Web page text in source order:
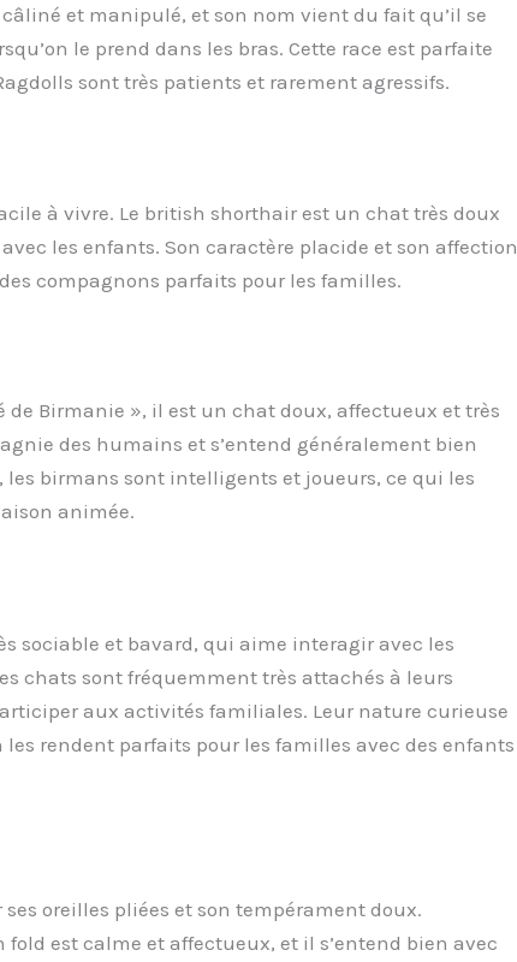
et manipulé, et son nom vient du fait qu’il se
le prend dans les bras. Cette race est parfaite
sont très patients et rarement agressifs.
à vivre. Le british shorthair est un chat très doux
les enfants. Son caractère placide et son affection
compagnons parfaits pour les familles.
de Birmanie », il est un chat doux, affectueux et très
des humains et s’entend généralement bien
les birmans sont intelligents et joueurs, ce qui les
animée.
sociable et bavard, qui aime interagir avec les
chats sont fréquemment très attachés à leurs
aux activités familiales. Leur nature curieuse
les rendent parfaits pour les familles avec des enfants
oreilles pliées et son tempérament doux.
fold est calme et affectueux, et il s’entend bien avec